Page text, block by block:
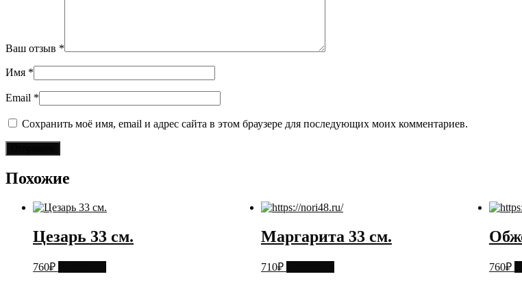
Ваш отзыв *
Имя *
Email *
Сохранить моё имя, email и адрес сайта в этом браузере для последующих моих комментариев.
Похожие
Цезарь 33 см.
760₽
Маргарита 33 см.
710₽ 760₽